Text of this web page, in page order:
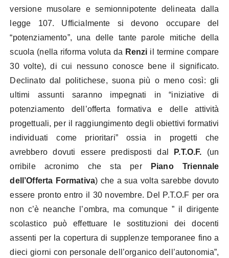
versione musolare e semionnipotente delineata dalla
legge 107. Ufficialmente si devono occupare del
“potenziamento”, una delle tante parole mitiche della
scuola (nella riforma voluta da Renzi il termine compare
30 volte), di cui nessuno conosce bene il significato.
Declinato dal politichese, suona più o meno così: gli
ultimi assunti saranno impegnati in “iniziative di
potenziamento dell’offerta formativa e delle attività
progettuali, per il raggiungimento degli obiettivi formativi
individuati come prioritari” ossia in progetti che
avrebbero dovuti essere predisposti dal
P.T.O.F. (un
orribile acronimo che sta per
Piano Triennale
dell’Offerta Formativa) che a sua volta sarebbe dovuto
essere pronto entro il 30 novembre. Del P.T.O.F per ora
non c’è neanche l’ombra, ma comunque ” il dirigente
scolastico può effettuare le sostituzioni dei docenti
assenti per la copertura di supplenze temporanee fino a
dieci giorni con personale dell’organico dell’autonomia”,